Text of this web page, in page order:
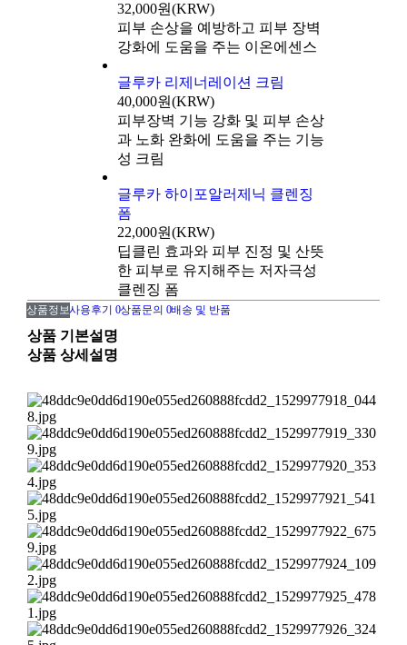
32,000원(KRW)
피부 손상을 예방하고 피부 장벽
강화에 도움을 주는 이온에센스
글루카 리제너레이션 크림
40,000원(KRW)
피부장벽 기능 강화 및 피부 손상
과 노화 완화에 도움을 주는 기능
성 크림
글루카 하이포알러제닉 클렌징
폼
22,000원(KRW)
딥클린 효과와 피부 진정 및 산뜻
한 피부로 유지해주는 저자극성
클렌징 폼
상품정보사용후기 0상품문의 0배송 및 반품
상품 기본설명
상품 상세설명